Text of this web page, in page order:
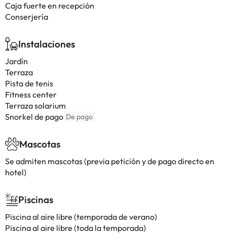
Caja fuerte en recepción
Conserjería
Instalaciones
Jardín
Terraza
Pista de tenis
Fitness center
Terraza solarium
Snorkel de pago De pago
Mascotas
Se admiten mascotas (previa petición y de pago directo en
hotel)
Piscinas
Piscina al aire libre (temporada de verano)
Piscina al aire libre (toda la temporada)